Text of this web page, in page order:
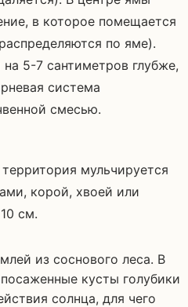
в которое помещается
по яме).
на 5-7 сантиметров глубже,
система
смесью.
мульчируется
корой, хвоей или
см.
из соснового леса. В
кусты голубики
солнца, для чего